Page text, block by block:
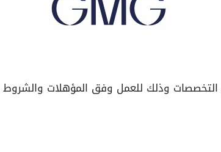
وذلك للعمل وفق المؤهلات والشروط